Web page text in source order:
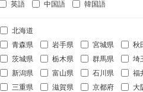
英語 中国語 韓国語
北海道
青森県 岩手県 宮城県 秋
茨城県 栃木県 群馬県 埼
新潟県 富山県 石川県 福
三重県 滋賀県 京都府 大